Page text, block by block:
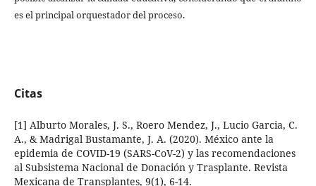
es el principal orquestador del proceso.
Citas
[1] Alburto Morales, J. S., Roero Mendez, J., Lucio Garcia, C.
A., & Madrigal Bustamante, J. A. (2020). México ante la
epidemia de COVID-19 (SARS-CoV-2) y las recomendaciones
al Subsistema Nacional de Donación y Trasplante. Revista
Mexicana de Transplantes, 9(1), 6-14.